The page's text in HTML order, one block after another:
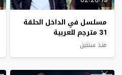
مسلسل في الداخل الحلقة
31 مترجم للعربية
منذ سنتين